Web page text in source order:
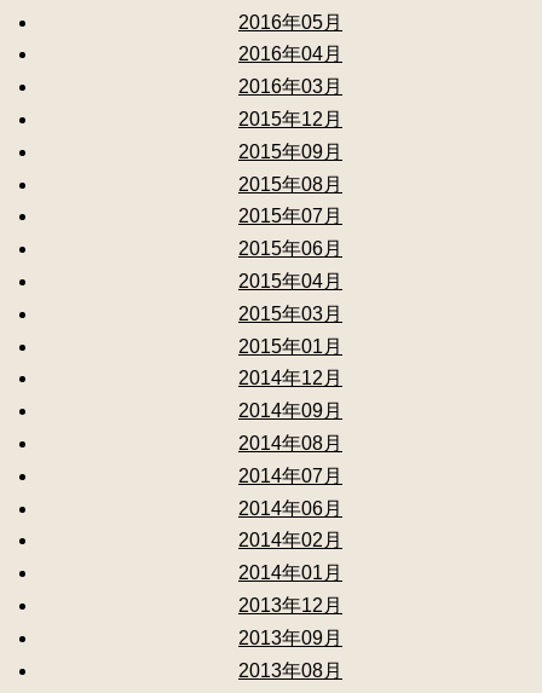
2016年05月
2016年04月
2016年03月
2015年12月
2015年09月
2015年08月
2015年07月
2015年06月
2015年04月
2015年03月
2015年01月
2014年12月
2014年09月
2014年08月
2014年07月
2014年06月
2014年02月
2014年01月
2013年12月
2013年09月
2013年08月